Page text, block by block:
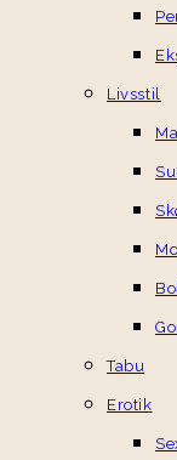
Livsstil
Tabu
Erotik